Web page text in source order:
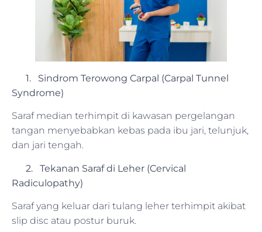
1. Sindrom Terowong Carpal (Carpal Tunnel
Syndrome)
Saraf median terhimpit di kawasan pergelangan
tangan menyebabkan kebas pada ibu jari, telunjuk,
dan jari tengah.
2. Tekanan Saraf di Leher (Cervical
Radiculopathy)
Saraf yang keluar dari tulang leher terhimpit akibat
slip disc atau postur buruk.